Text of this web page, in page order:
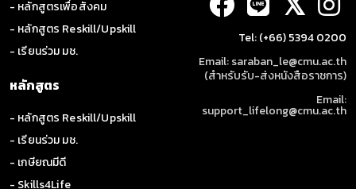
- หลักสูตรเพื่อสังคม
- หลักสูตร Reskill/Upskill
- เรียนร่วม มช.
หลักสูตร
- หลักสูตร Reskill/Upskill
- เรียนร่วม มช.
- เกษียณมีดี
- Skills4Life
Tel: (+66) 5394 0200
Email: saraban_le@cmu.ac.th
(สำหรับรับ-ส่งหนังสือราชการ)
Email:
support_lifelong@cmu.ac.th